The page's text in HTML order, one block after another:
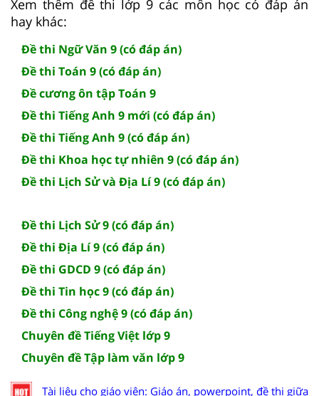
Xem thêm đề thi lớp 9 các môn học có đáp án
hay khác:
Đề thi Ngữ Văn 9 (có đáp án)
Đề thi Toán 9 (có đáp án)
Đề cương ôn tập Toán 9
Đề thi Tiếng Anh 9 mới (có đáp án)
Đề thi Tiếng Anh 9 (có đáp án)
Đề thi Khoa học tự nhiên 9 (có đáp án)
Đề thi Lịch Sử và Địa Lí 9 (có đáp án)
Đề thi Lịch Sử 9 (có đáp án)
Đề thi Địa Lí 9 (có đáp án)
Đề thi GDCD 9 (có đáp án)
Đề thi Tin học 9 (có đáp án)
Đề thi Công nghệ 9 (có đáp án)
Chuyên đề Tiếng Việt lớp 9
Chuyên đề Tập làm văn lớp 9
Tài liệu cho giáo viên: Giáo án, powerpoint, đề thi giữa